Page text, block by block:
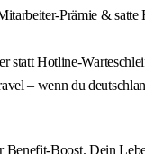
Prämie & satte
statt Hotline-
– wenn du
Benefit-Boost. Dein